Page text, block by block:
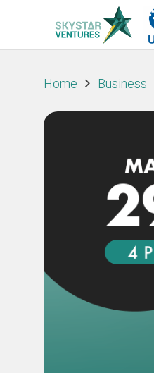
Home Business